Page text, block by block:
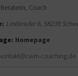
Coach
Lindenufer 6, 58239
Homepage
kontakt@cwm-coaching.de